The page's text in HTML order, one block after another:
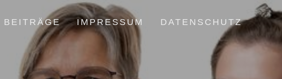
BEITRÄGE IMPRESSUM DATENSCHUTZ